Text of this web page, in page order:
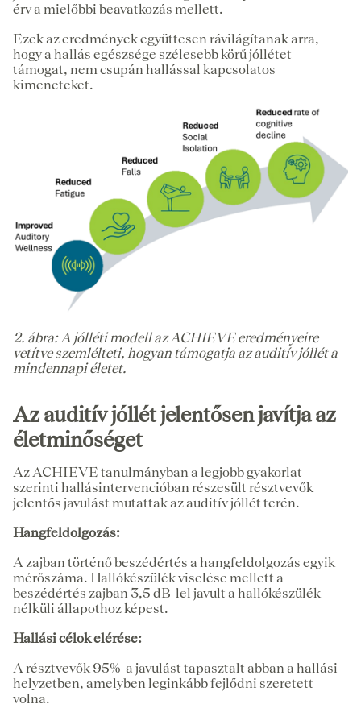
érv a mielőbbi beavatkozás mellett.
Ezek az eredmények együttesen rávilágítanak arra,
hogy a hallás egészsége szélesebb körű jóllétet
támogat, nem csupán hallással kapcsolatos
kimeneteket.
2. ábra: A jólléti modell az ACHIEVE eredményeire
vetítve szemlélteti, hogyan támogatja az auditív jóllét a
mindennapi életet.
Az auditív jóllét jelentősen javítja az
életminőséget
Az ACHIEVE tanulmányban a legjobb gyakorlat
szerinti hallásintervencióban részesült résztvevők
jelentős javulást mutattak az auditív jóllét terén.
Hangfeldolgozás:
A zajban történő beszédértés a hangfeldolgozás egyik
mérőszáma. Hallókészülék viselése mellett a
beszédértés zajban 3,5 dB-lel javult a hallókészülék
nélküli állapothoz képest.
Hallási célok elérése:
A résztvevők 95%-a javulást tapasztalt abban a hallási
helyzetben, amelyben leginkább fejlődni szeretett
volna.